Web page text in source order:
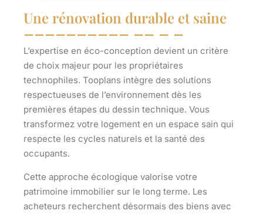
Une rénovation durable et saine
L’expertise en éco-conception devient un critère
de choix majeur pour les propriétaires
technophiles. Tooplans intègre des solutions
respectueuses de l’environnement dès les
premières étapes du dessin technique. Vous
transformez votre logement en un espace sain qui
respecte les cycles naturels et la santé des
occupants.
Cette approche écologique valorise votre
patrimoine immobilier sur le long terme. Les
acheteurs recherchent désormais des biens avec